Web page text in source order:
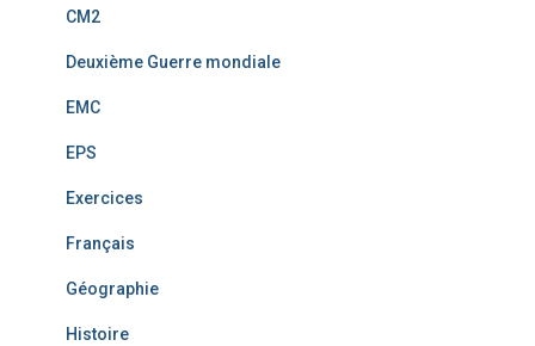
CM2
Deuxième Guerre mondiale
EMC
EPS
Exercices
Français
Géographie
Histoire